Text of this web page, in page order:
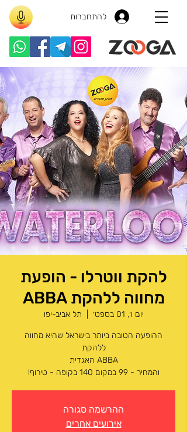
להתחברות
להקת ווטרלו - הופעת
מחווה ללהקת ABBA
יום ו׳, 01 בספט׳ תל אביב-יפו
ההופעה הטובה ביותר בישראל שהיא מחווה
והמחיר - 99 במקום 140 בקופה - טירוף!
ההרשמה סגורה
אירועים אחרים